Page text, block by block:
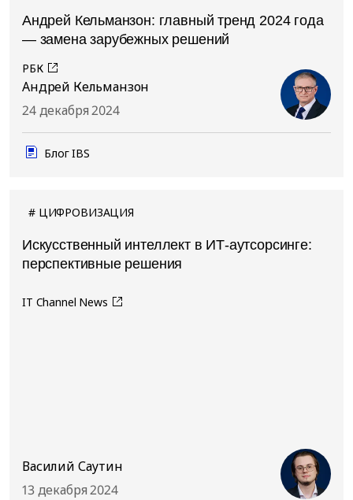
Андрей Кельманзон: главный тренд 2024 года
— замена зарубежных решений
РБК
Андрей Кельманзон
24 декабря 2024
Блог IBS
ЦИФРОВИЗАЦИЯ
Искусственный интеллект в ИТ-аутсорсинге:
перспективные решения
IT Channel News
Василий Саутин
13 декабря 2024